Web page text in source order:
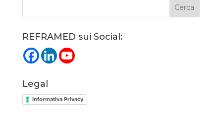
REFRAMED sui Social:
Legal
Informativa Privacy